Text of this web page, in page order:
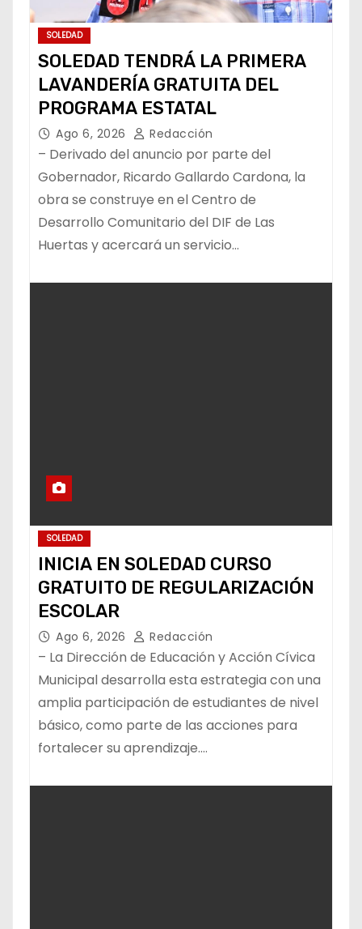
SOLEDAD
SOLEDAD TENDRÁ LA PRIMERA
LAVANDERÍA GRATUITA DEL
PROGRAMA ESTATAL
Ago 6, 2026 Redacción
– Derivado del anuncio por parte del
Gobernador, Ricardo Gallardo Cardona, la
obra se construye en el Centro de
Desarrollo Comunitario del DIF de Las
Huertas y acercará un servicio…
SOLEDAD
INICIA EN SOLEDAD CURSO
GRATUITO DE REGULARIZACIÓN
ESCOLAR
Ago 6, 2026 Redacción
– La Dirección de Educación y Acción Cívica
Municipal desarrolla esta estrategia con una
amplia participación de estudiantes de nivel
básico, como parte de las acciones para
fortalecer su aprendizaje.…